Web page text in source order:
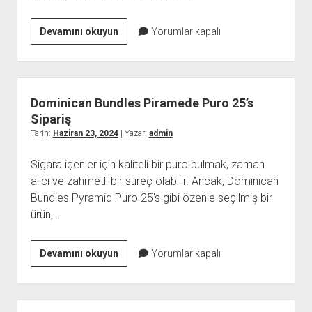
Devamını okuyunVaporesso
Osmall
Pod
Elektronik
sigara
Yorumlar kapalı
Dominican Bundles Piramede Puro 25’s
Sipariş
Tarih: Haziran 23, 2024| Yazar: admin
Sigara içenler için kaliteli bir puro bulmak, zaman
alıcı ve zahmetli bir süreç olabilir. Ancak, Dominican
Bundles Pyramid Puro 25's gibi özenle seçilmiş bir
ürün,…
Devamını okuyunDominican
Bundles
Piramede
Puro
Yorumlar kapalı